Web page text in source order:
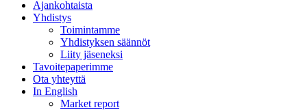
Ajankohtaista
Yhdistys
Toimintamme
Yhdistyksen säännöt
Liity jäseneksi
Tavoitepaperimme
Ota yhteyttä
In English
Market report